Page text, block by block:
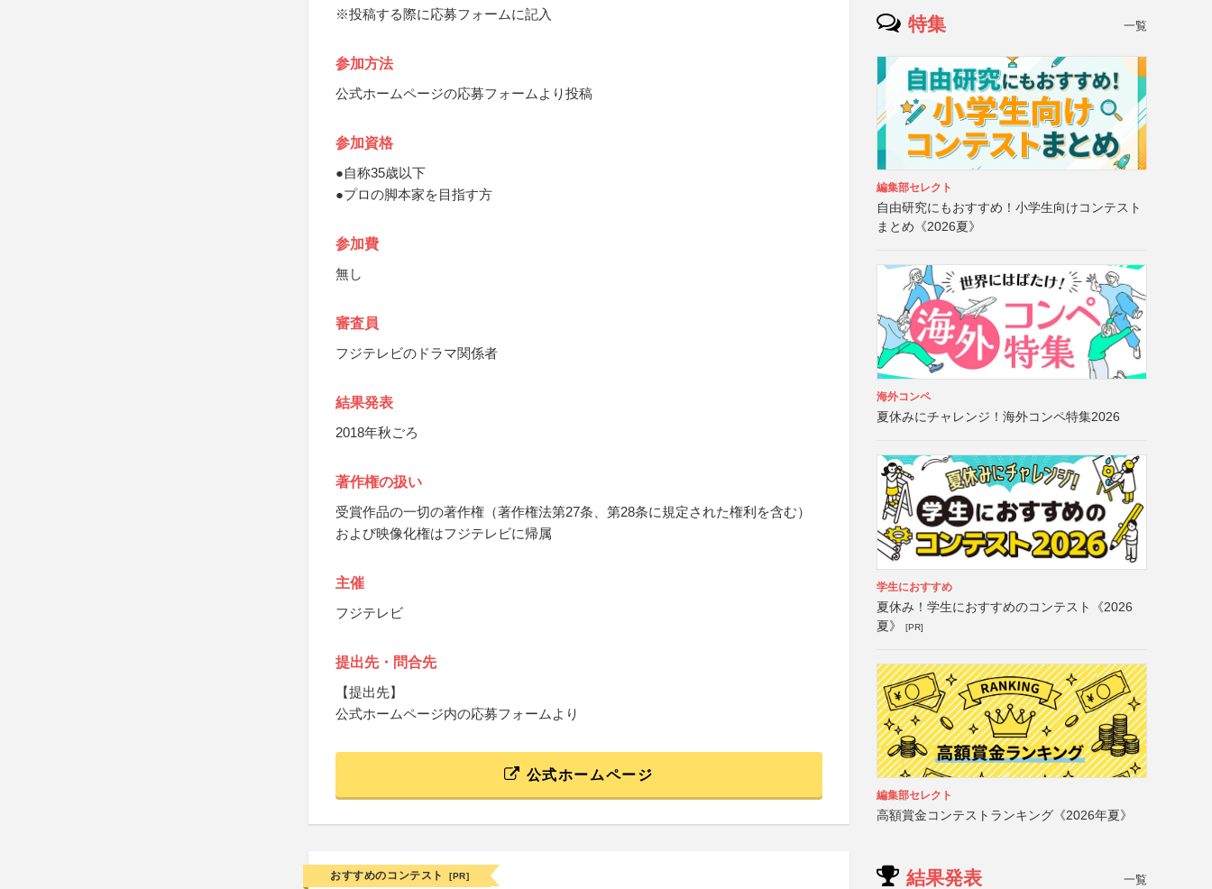
※投稿する際に応募フォームに記入
参加方法
公式ホームページの応募フォームより投稿
参加資格
●自称35歳以下
●プロの脚本家を目指す方
参加費
無し
審査員
フジテレビのドラマ関係者
結果発表
2018年秋ごろ
著作権の扱い
受賞作品の一切の著作権（著作権法第27条、第28条に規定された権利を含む）
および映像化権はフジテレビに帰属
主催
フジテレビ
提出先・問合先
【提出先】
公式ホームページ内の応募フォームより
公式ホームページ
おすすめのコンテスト [PR]
特集 一覧
編集部セレクト
自由研究にもおすすめ！小学生向けコンテスト
まとめ《2026夏》
海外コンペ
夏休みにチャレンジ！海外コンペ特集2026
学生におすすめ
夏休み！学生におすすめのコンテスト《2026
夏》
[PR]
編集部セレクト
高額賞金コンテストランキング《2026年夏》
結果発表 一覧